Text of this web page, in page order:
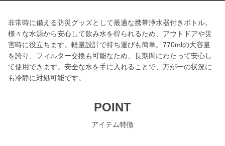
非常時に備える防災グッズとして最適な携帯浄水器付きボトル。
様々な水源から安心して飲み水を得られるため、アウトドアや災
害時に役立ちます。軽量設計で持ち運びも簡単。770mlの大容量
を誇り、フィルター交換も可能なため、長期間にわたって安心し
て使用できます。安全な水を手に入れることで、万が一の状況に
も冷静に対処可能です。
POINT
アイテム特徴